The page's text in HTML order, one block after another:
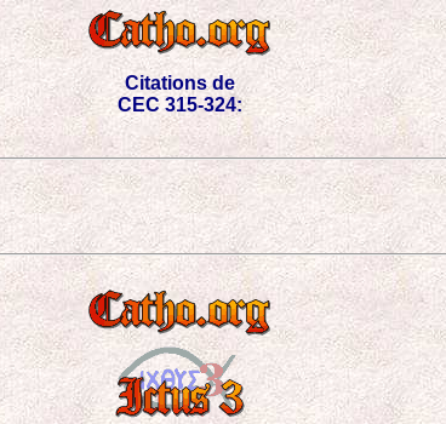
Citations de
CEC 315-324: